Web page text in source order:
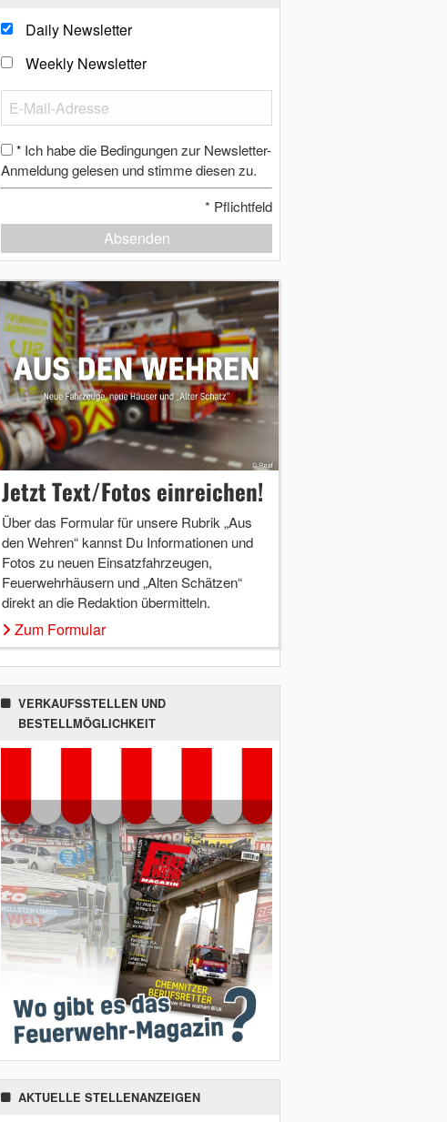
Daily Newsletter
Weekly Newsletter
* Ich habe die Bedingungen zur Newsletter-
Anmeldung gelesen und stimme diesen zu.
* Pflichtfeld
Absenden
Jetzt Text/Fotos einreichen!
Über das Formular für unsere Rubrik „Aus
den Wehren“ kannst Du Informationen und
Fotos zu neuen Einsatzfahrzeugen,
Feuerwehrhäusern und „Alten Schätzen“
direkt an die Redaktion übermitteln.
Zum Formular
VERKAUFSSTELLEN UND
BESTELLMÖGLICHKEIT
AKTUELLE STELLENANZEIGEN